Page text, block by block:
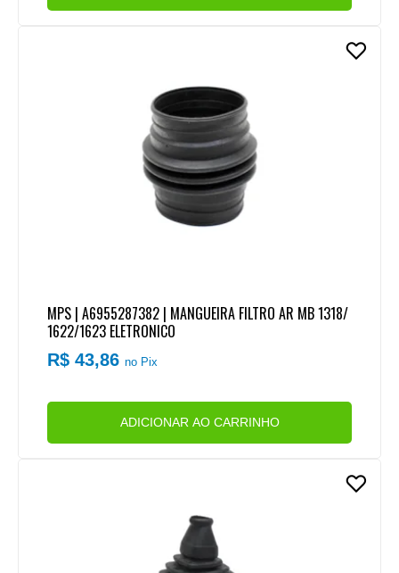
MPS | A6955287382 | MANGUEIRA FILTRO AR MB 1318/
1622/1623 ELETRONICO
R$ 43,86no Pix
ADICIONAR AO CARRINHO